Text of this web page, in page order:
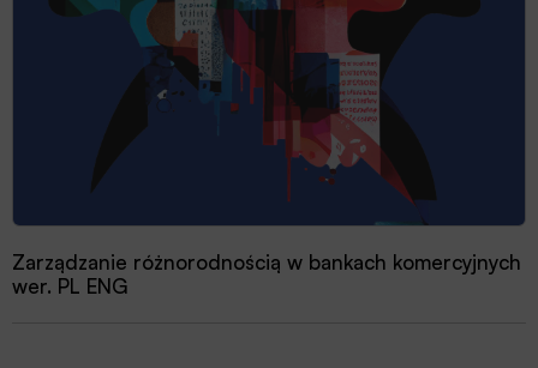
Zarządzanie różnorodnością w bankach komercyjnych
wer. PL ENG